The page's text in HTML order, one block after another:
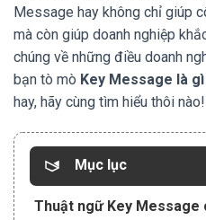
Message hay không chỉ giúp
mà còn giúp doanh nghiệp
chúng về những điều doanh
bạn tò mò Key Message là gì
hay, hãy cùng tìm hiểu thôi nào!
Mục lục
Thuật ngữ Key Message